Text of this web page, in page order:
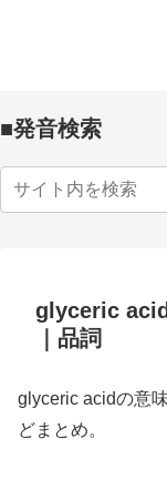
■発音検索
glyceric
｜品詞
glyceric acidの意
どまとめ。